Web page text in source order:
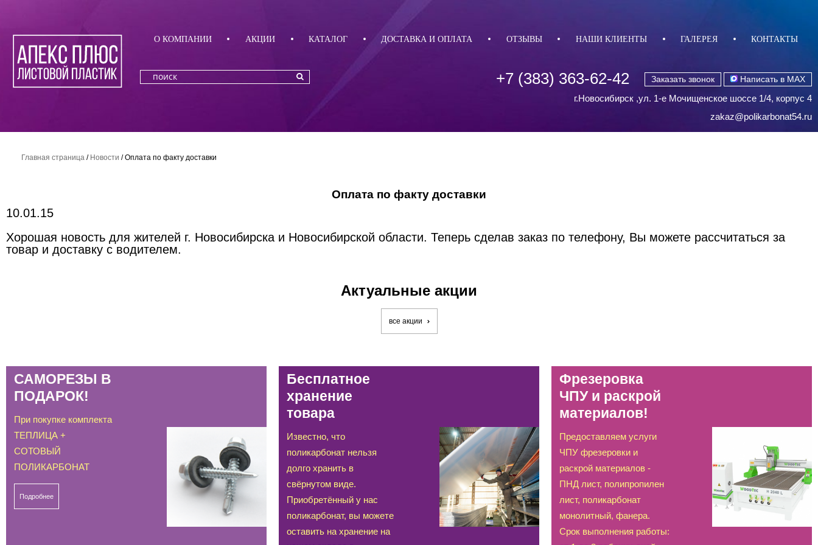
О КОМПАНИИ АКЦИИ КАТАЛОГ ДОСТАВКА И ОПЛАТА ОТЗЫВЫ НАШИ КЛИЕНТЫ ГАЛЕРЕЯ КОНТАКТЫ
+7 (383) 363-62-42 Заказать звонок Написать в MAX
г.Новосибирск ,ул. 1-е Мочищенское шоссе 1/4, корпус 4
zakaz@polikarbonat54.ru
Главная страница / Новости /Оплата по факту доставки
Оплата по факту доставки
10.01.15
Хорошая новость для жителей г. Новосибирска и Новосибирской области. Теперь сделав заказ по телефону, Вы можете рассчитаться за
товар и доставку с водителем.
Актуальные акции
все акции
САМОРЕЗЫ В
ПОДАРОК!
При покупке комплекта
ТЕПЛИЦА +
СОТОВЫЙ
ПОЛИКАРБОНАТ
Подробнее
Бесплатное
хранение
товара
Известно, что
поликарбонат нельзя
долго хранить в
свёрнутом виде.
Приобретённый у нас
поликарбонат, вы можете
оставить на хранение на
Фрезеровка
ЧПУ и раскрой
материалов!
Предоставляем услуги
ЧПУ фрезеровки и
раскрой материалов -
ПНД лист, полипропилен
лист, поликарбонат
монолитный, фанера.
Срок выполнения работы: